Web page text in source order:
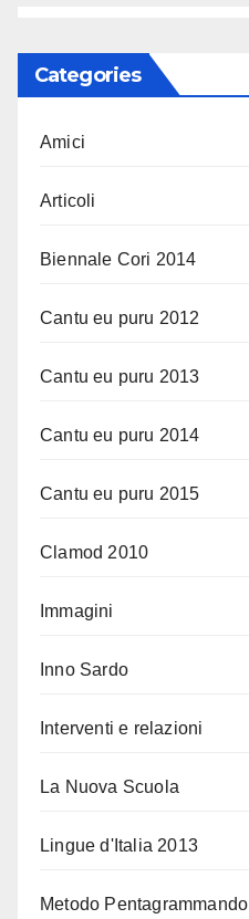
Categories
Amici
Articoli
Biennale Cori 2014
Cantu eu puru 2012
Cantu eu puru 2013
Cantu eu puru 2014
Cantu eu puru 2015
Clamod 2010
Immagini
Inno Sardo
Interventi e relazioni
La Nuova Scuola
Lingue d'Italia 2013
Metodo Pentagrammando